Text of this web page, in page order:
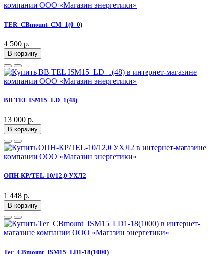
TER_CBmount_CM_1(0_0)
4 500 р.
В корзину
BB TEL ISM15_LD_1(48)
13 000 р.
В корзину
ОПН-КР/TEL-10/12,0 УХЛ2
1 448 р.
В корзину
Ter_CBmount_ISM15_LD1-18(1000)